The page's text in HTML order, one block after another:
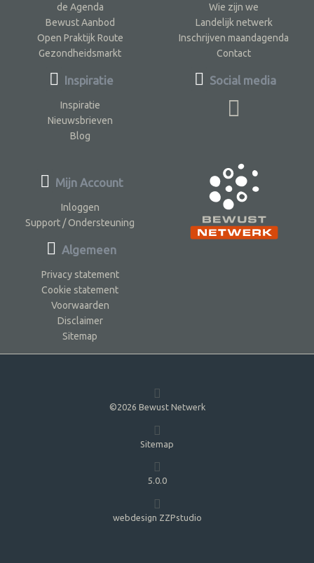
de Agenda
Bewust Aanbod
Open Praktijk Route
Gezondheidsmarkt
Inspiratie
Inspiratie
Nieuwsbrieven
Blog
Wie zijn we
Landelijk netwerk
Inschrijven maandagenda
Contact
Social media
Mijn Account
Inloggen
Support / Ondersteuning
Algemeen
Privacy statement
Cookie statement
Voorwaarden
Disclaimer
Sitemap
©2026 Bewust Netwerk
Sitemap
5.0.0
webdesign ZZPstudio